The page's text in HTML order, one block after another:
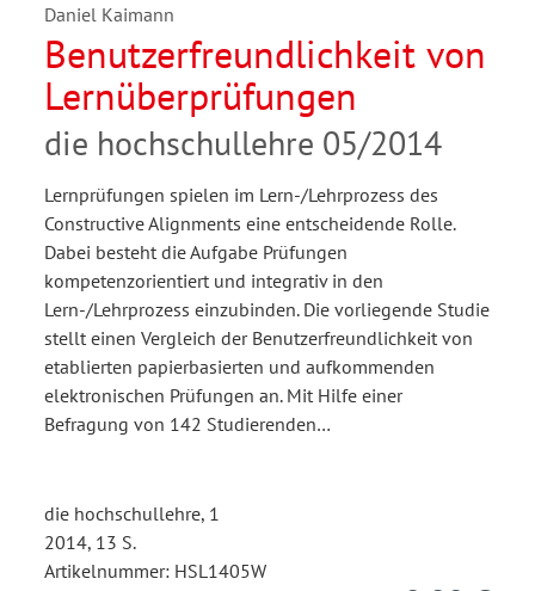
Daniel Kaimann
Benutzerfreundlichkeit von
Lernüberprüfungen
die hochschullehre 05/2014
Lernprüfungen spielen im Lern-/Lehrprozess des
Constructive Alignments eine entscheidende Rolle.
Dabei besteht die Aufgabe Prüfungen
kompetenzorientiert und integrativ in den
Lern-/Lehrprozess einzubinden. Die vorliegende Studie
stellt einen Vergleich der Benutzerfreundlichkeit von
etablierten papierbasierten und aufkommenden
elektronischen Prüfungen an. Mit Hilfe einer
Befragung von 142 Studierenden…
die hochschullehre, 1
2014, 13 S.
Artikelnummer: HSL1405W